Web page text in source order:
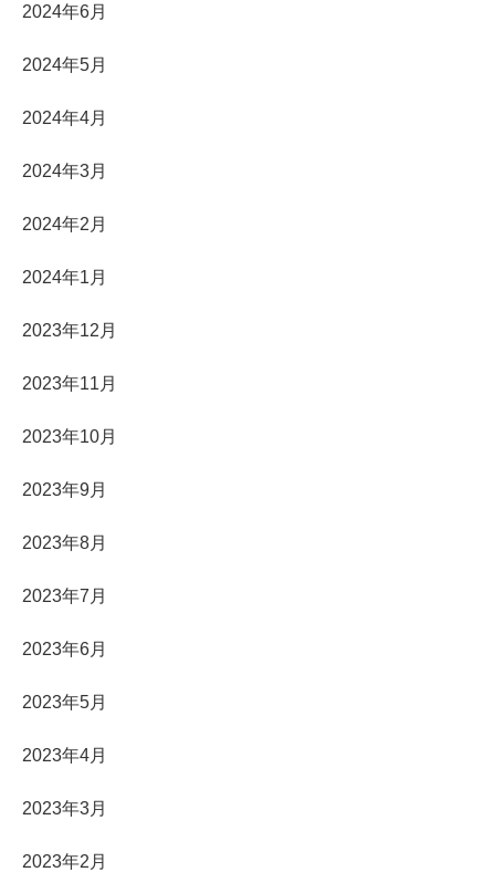
2024年6月
2024年5月
2024年4月
2024年3月
2024年2月
2024年1月
2023年12月
2023年11月
2023年10月
2023年9月
2023年8月
2023年7月
2023年6月
2023年5月
2023年4月
2023年3月
2023年2月